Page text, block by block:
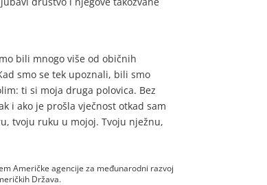
bili mnogo više od običnih
smo se tek upoznali, bili smo
ti si moja druga polovica. Bez
i ako je prošla vječnost otkad sam
tvoju ruku u mojoj. Tvoju nježnu,
Američke agencije za međunarodni razvoj
Država.